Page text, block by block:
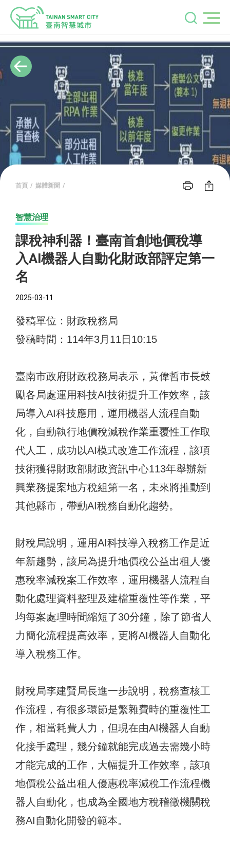
首頁 媒體新聞
智慧治理
課稅神利器！臺南首創地價稅導
入AI機器人自動化財政部評定第一
名
2025-03-11
發稿單位：財政稅務局
發稿時間：114年3月11日10:15
臺南市政府財政稅務局表示，黃偉哲市長鼓
勵各局處運用科技AI技術提升工作效率，該
局導入AI科技應用，運用機器人流程自動
化，自動執行地價稅減稅作業重覆性工作取
代人工，成功以AI模式改造工作流程，該項
技術獲得財政部財政資訊中心113年舉辦新
興業務提案地方稅組第一名，未來將推動到
其他縣市，帶動AI稅務自動化趨勢。
財稅局說明，運用AI科技導入稅務工作是近
年新趨勢，該局為提升地價稅公益出租人優
惠稅率減稅案工作效率，運用機器人流程自
動化處理資料整理及建檔重覆性等作業，平
均每案處理時間縮短了30分鐘，除了節省人
力簡化流程提高效率，更將AI機器人自動化
導入稅務工作。
財稅局李建賢局長進一步說明，稅務查核工
作流程，有很多環節是繁雜費時的重覆性工
作，相當耗費人力，但現在由AI機器人自動
化接手處理，幾分鐘就能完成過去需幾小時
才能完成的工作，大幅提升工作效率，該項
地價稅公益出租人優惠稅率減稅工作流程機
器人自動化，也成為全國地方稅稽徵機關稅
務AI自動化開發的範本。